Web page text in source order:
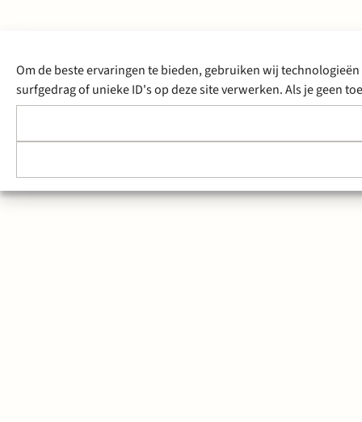
Om de beste ervaringen te bieden, gebruiken wij
surfgedrag of unieke ID's op deze site verwerken. Als je geen